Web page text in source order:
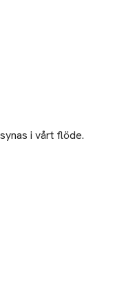
i vårt flöde.